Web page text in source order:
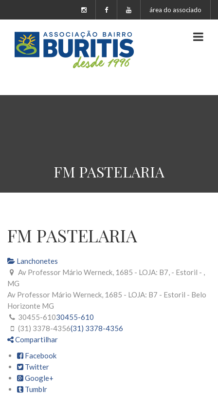
área do associado
FM PASTELARIA
FM PASTELARIA
Lanchonetes
Av Professor Mário Werneck, 1685 - LOJA: B7, - Estoril - ,
MG
Av Professor Mário Werneck, 1685 - LOJA: B7 - Estoril - Belo
Horizonte MG
30455-61030455-610
(31) 3378-4356(31) 3378-4356
Compartilhar
Facebook
Twitter
Google+
Tumblr